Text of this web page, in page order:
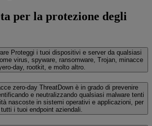
per la protezione degli
Proteggi i tuoi dispositivi e server da qualsiasi
virus, spyware, ransomware, Trojan, minacce
day, rootkit, e molto altro.
zero-day ThreatDown è in grado di prevenire
e neutralizzando qualsiasi malware tenti
nascoste in sistemi operativi e applicazioni, per
tutti i tuoi endpoint aziendali.